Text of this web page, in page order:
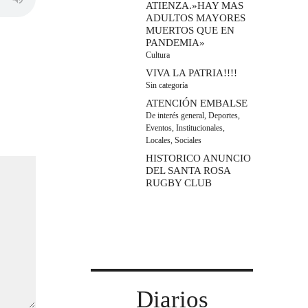
ATIENZA.»HAY MAS
ADULTOS MAYORES
MUERTOS QUE EN
PANDEMIA»
Cultura
VIVA LA PATRIA!!!!
Sin categoría
ATENCIÓN EMBALSE
De interés general Deportes
Eventos Institucionales
Locales Sociales
HISTORICO ANUNCIO
DEL SANTA ROSA
RUGBY CLUB
Diarios